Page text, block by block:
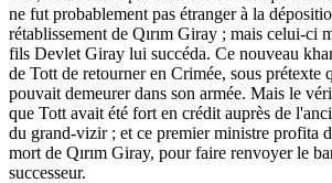
ne fut probablement pas étranger à la
rétablissement de Qırım Giray ; mais celui-ci
fils Devlet Giray lui succéda. Ce nouveau
de Tott de retourner en Crimée, sous prétexte
pouvait demeurer dans son armée. Mais le
que Tott avait été fort en crédit auprès de
du grand-vizir ; et ce premier ministre profita
mort de Qırım Giray, pour faire renvoyer le
successeur.